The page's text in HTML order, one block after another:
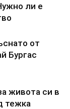
ли е
от
Бургас
живота си в
тежка